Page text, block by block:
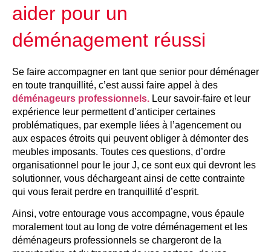
aider pour un
déménagement réussi
Se faire accompagner en tant que senior pour déménager
en toute tranquillité, c’est aussi faire appel à des
déménageurs professionnels. Leur savoir-faire et leur
expérience leur permettent d’anticiper certaines
problématiques, par exemple liées à l’agencement ou
aux espaces étroits qui peuvent obliger à démonter des
meubles imposants. Toutes ces questions, d’ordre
organisationnel pour le jour J, ce sont eux qui devront les
solutionner, vous déchargeant ainsi de cette contrainte
qui vous ferait perdre en tranquillité d’esprit.
Ainsi, votre entourage vous accompagne, vous épaule
moralement tout au long de votre déménagement et les
déménageurs professionnels se chargeront de la